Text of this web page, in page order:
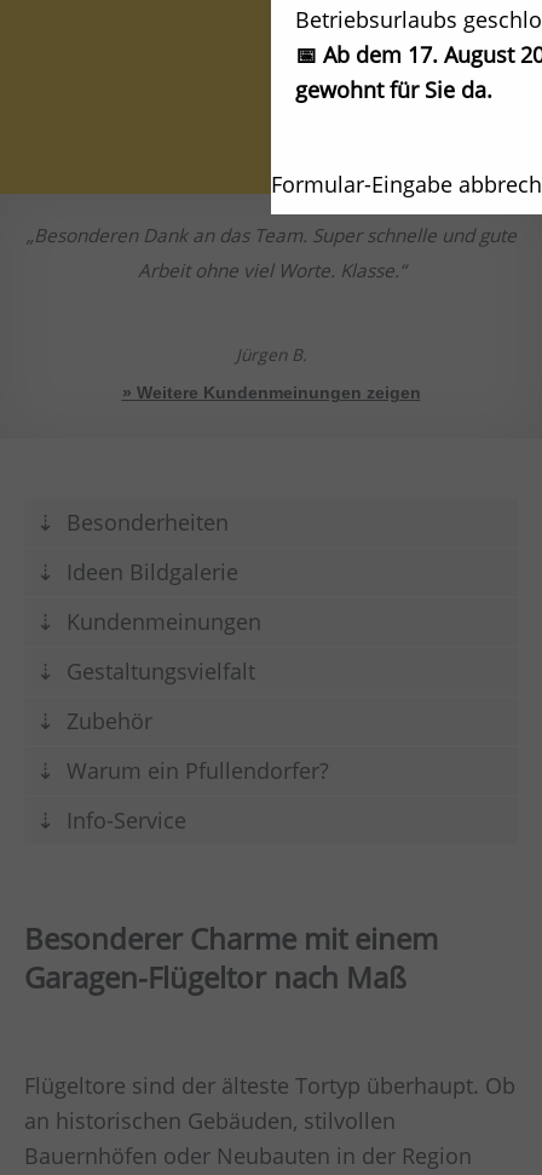
Besonderen Dank an das Team. Super schnelle und gute
Arbeit ohne viel Worte. Klasse.
Jürgen B.
» Weitere Kundenmeinungen zeigen
Besonderheiten
Ideen Bildgalerie
Kundenmeinungen
Gestaltungsvielfalt
Zubehör
Warum ein Pfullendorfer?
Info-Service
Besonderer Charme mit einem
Garagen-Flügeltor nach Maß
Flügeltore sind der älteste Tortyp überhaupt. Ob
an historischen Gebäuden, stilvollen
Bauernhöfen oder Neubauten in der Region
Betriebsurlaubs
📅 Ab dem 17. August
gewohnt für Sie da.
Formular-Eingabe